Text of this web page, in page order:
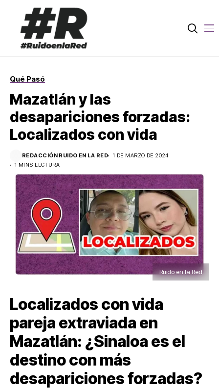
Qué Pasó
Mazatlán y las
desapariciones forzadas:
Localizados con vida
REDACCIÓN RUIDO EN LA RED
1 DE MARZO DE 2024
1 MINS LECTURA
Ruido en la Red
Localizados con vida
pareja extraviada en
Mazatlán: ¿Sinaloa es el
destino con más
desapariciones forzadas?